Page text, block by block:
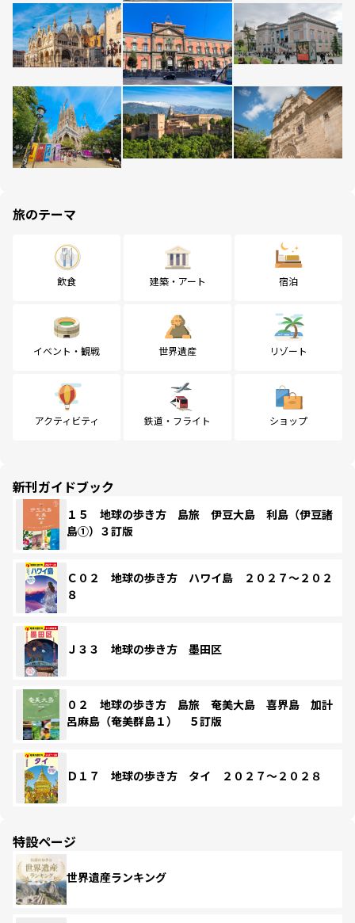
旅のテーマ
飲食 建築・アート 宿泊
イベント・観戦 世界遺産 リゾート
アクティビティ 鉄道・フライト ショップ
新刊ガイドブック
１５ 地球の歩き方 島旅 伊豆大島 利島（伊豆諸
島①）３訂版
Ｃ０２ 地球の歩き方 ハワイ島 ２０２７～２０２
８
Ｊ３３ 地球の歩き方 墨田区
０２ 地球の歩き方 島旅 奄美大島 喜界島 加計
呂麻島（奄美群島１） ５訂版
Ｄ１７ 地球の歩き方 タイ ２０２７～２０２８
特設ページ
世界遺産ランキング